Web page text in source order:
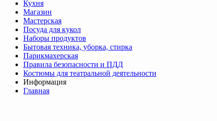
Кухня
Магазин
Мастерская
Посуда для кукол
Наборы продуктов
Бытовая техника, уборка, стирка
Парикмахерская
Правила безопасности и ПДД
Костюмы для театральной деятельности
Информация
Главная